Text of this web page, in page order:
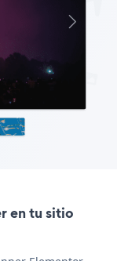
en tu sitio